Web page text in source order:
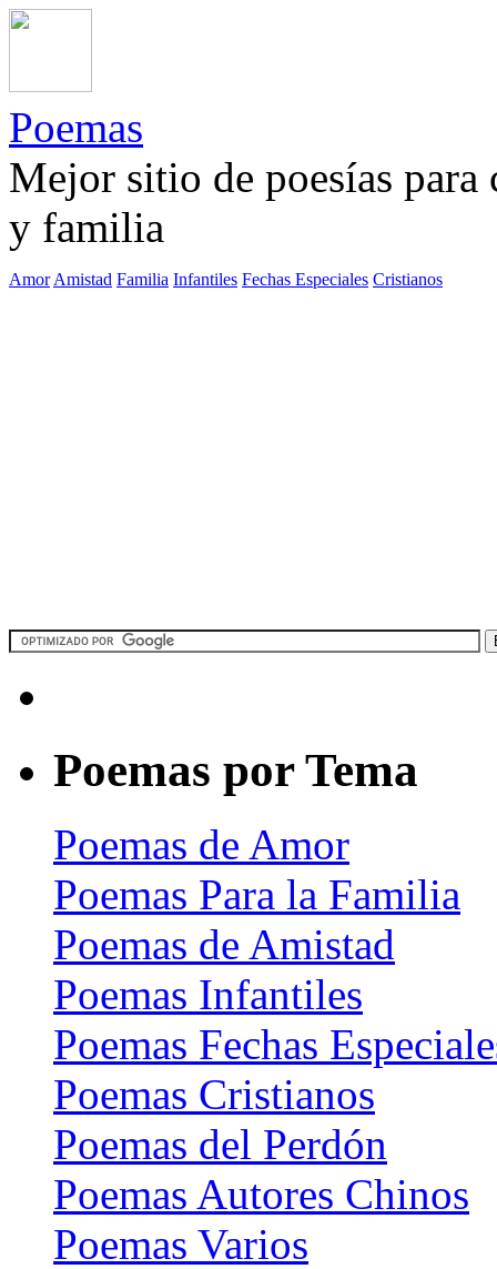
Poemas
Mejor sitio de poesías
y familia
Amor Amistad Familia Infantiles Fechas Especiales Cristianos
Poemas por Tema
Poemas de Amor
Poemas Para la Familia
Poemas de Amistad
Poemas Infantiles
Poemas Fechas
Poemas Cristianos
Poemas del Perdón
Poemas Autores Chinos
Poemas Varios